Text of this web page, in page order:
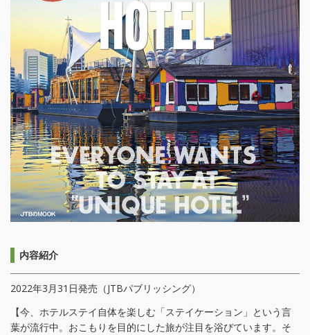
内容紹介
2022年3月31日発売（JTBパブリッシング）
【今、ホテルステイ自体を楽しむ「ステイケーション」という言
葉が流行中。おこもりを目的にした旅が注目を浴びています。そ